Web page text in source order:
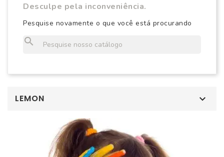
Desculpe pela inconveniência.
Pesquise novamente o que você está procurando
search
LEMON 